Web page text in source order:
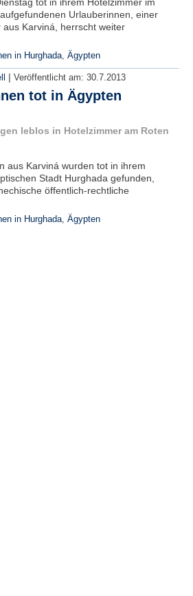
Urlauberinnen, einer
Karviná, herrscht weiter
in Hurghada, Ägypten
| Veröffentlicht am: 30.7.2013
tot in Ägypten
leblos in Hotelzimmer am Roten
aus Karviná wurden tot in ihrem
Stadt Hurghada gefunden,
öffentlich-rechtliche
in Hurghada, Ägypten